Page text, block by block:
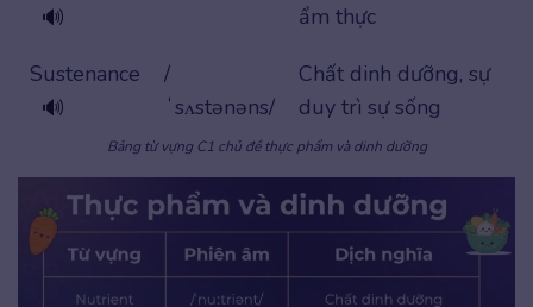
🔊
ẩm thực
Sustenance
🔊
/
ˈsʌstənəns/
Chất dinh dưỡng, sự
duy trì sự sống
Bảng từ vựng C1 chủ đề thực phẩm và dinh dưỡng